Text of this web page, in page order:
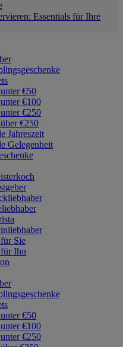
Essentials für Ihre
€50
€100
€250
€250
Jahreszeit
Gelegenheit
Sie
Ihn
€50
€100
€250